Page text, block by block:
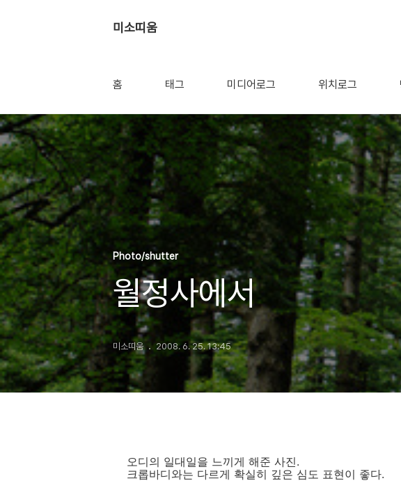
미소띠움
홈 태그 미디어로그 위치로그
Photo/shutter
월정사에서
미소띠움 2008. 6. 25. 13:45
오디의 일대일을 느끼게 해준 사진.
크롭바디와는 다르게 확실히 깊은 심도 표현이 좋다.